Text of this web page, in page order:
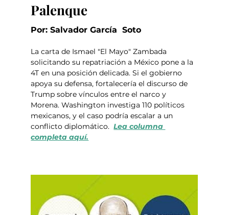
Palenque
Por: Salvador García  Soto
La carta de Ismael "El Mayo" Zambada
solicitando su repatriación a México pone a la
4T en una posición delicada. Si el gobierno
apoya su defensa, fortalecería el discurso de
Trump sobre vínculos entre el narco y
Morena. Washington investiga 110 políticos
mexicanos, y el caso podría escalar a un
conflicto diplomático. Lea columna
completa aquí.